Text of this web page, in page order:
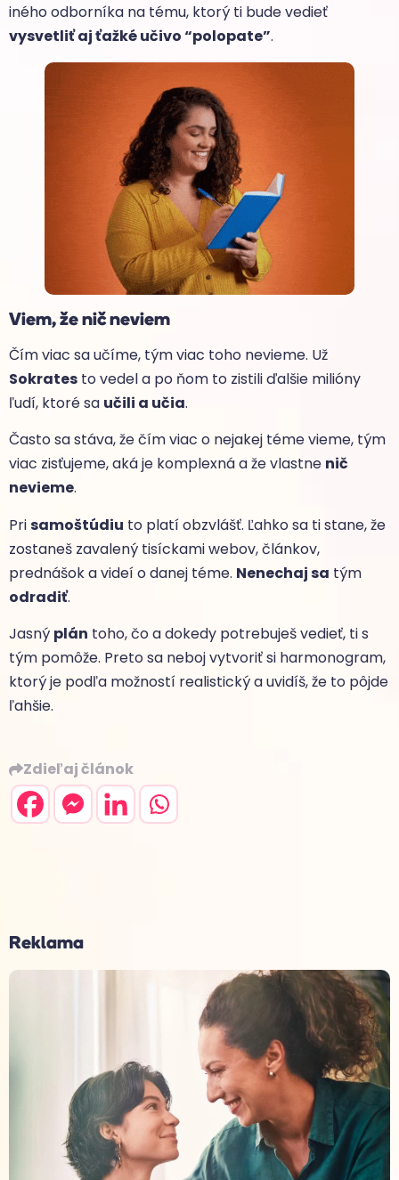
iného odborníka na tému, ktorý ti bude vedieť
vysvetliť aj ťažké učivo “polopate”.
Viem, že nič neviem
Čím viac sa učíme, tým viac toho nevieme. Už
Sokrates to vedel a po ňom to zistili ďalšie milióny
ľudí, ktoré sa učili a učia.
Často sa stáva, že čím viac o nejakej téme vieme, tým
viac zisťujeme, aká je komplexná a že vlastne nič
nevieme.
Prisamoštúdiu to platí obzvlášť. Ľahko sa ti stane, že
zostaneš zavalený tisíckami webov, článkov,
prednášok a videí o danej téme. Nenechaj sa tým
odradiť.
Jasný plán toho, čo a dokedy potrebuješ vedieť, ti s
tým pomôže. Preto sa neboj vytvoriť si harmonogram,
ktorý je podľa možností realistický a uvidíš, že to pôjde
ľahšie.
Zdieľaj článok
Reklama